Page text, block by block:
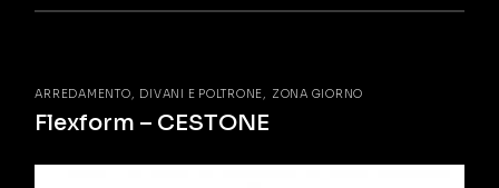
ARREDAMENTO DIVANI E POLTRONE ZONA GIORNO
Flexform – CESTONE